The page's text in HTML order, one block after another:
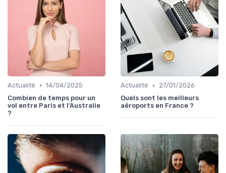
Actualité • 14/04/2025
Combien de temps pour un
vol entre Paris et l'Australie
?
Actualité •
27/01/2026
Quels sont les meilleurs
aéroports en France ?